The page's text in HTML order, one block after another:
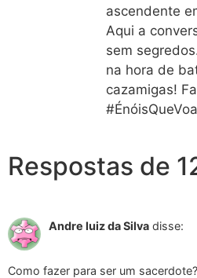
ascendente
Aqui a
sem
na hora de
cazamigas!
Respostas de
Andre luiz da Silva disse:
Como fazer para ser um sacerdote?